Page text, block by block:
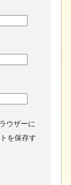
ウザーに
を保存す